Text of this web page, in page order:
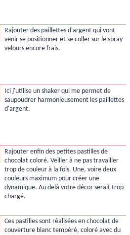
Rajouter des paillettes d'argent qui vont
venir se positionner et se coller sur le spray
velours encore frais.
Ici j'utilise un shaker qui me permet de
saupoudrer harmonieusement les paillettes
d'argent.
Rajouter enfin des petites pastilles de
chocolat coloré. Veiller à ne pas travailler
trop de couleur à la fois. Une, voire deux
couleurs maximum pour créer une
dynamique. Au delà votre décor serait trop
chargé.
Ces pastilles sont réalisées en chocolat de
couverture blanc tempéré, coloré avec du